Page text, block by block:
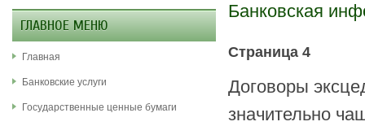
Банковская
Страница 4
Договоры
значительно
ГЛАВНОЕ МЕНЮ
Главная
Банковские услуги
Государственные ценные бумаги